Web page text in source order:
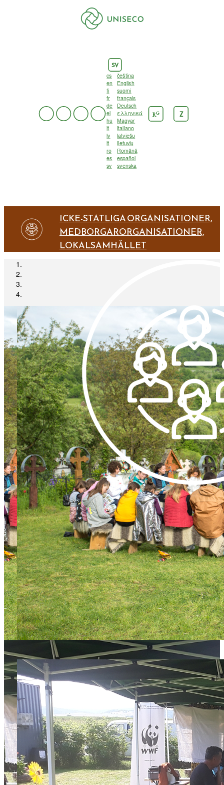
SV
cs
čeština
en
English
fi
suomi
fr
français
de
Deutsch
el
ελληνικά
hu
Magyar
it
italiano
lv
latviešu
lt
lietuvių
ro
Română
es
español
sv
svenska
RG Z
ICKE-STATLIGA ORGANISATIONER,
MEDBORGARORGANISATIONER,
LOKALSAMHÄLLET